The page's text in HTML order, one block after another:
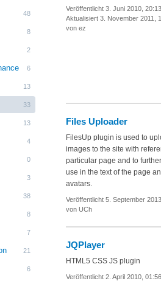
48
8
2
6
13
33
13
4
0
3
38
8
7
21
6
Veröffentlicht 3. Juni 2010, 20:13
Aktualisiert 3. November 2011,
von ez
Files Uploader
FilesUp plugin is used to
images to the site with
particular page and to
use in the text of the page
avatars.
Veröffentlicht 5. September
von UCh
JQPlayer
HTML5 CSS JS plugin
Veröffentlicht 2. April 2010, 01:56